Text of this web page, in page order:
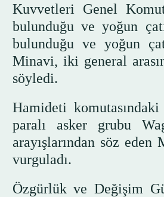
Kuvvetleri Genel
bulunduğu ve yoğun
bulunduğu ve yoğun
Minavi, iki general
söyledi.
Hamideti
paralı asker grubu
arayışlarından söz
vurguladı.
Özgürlük ve Değişim